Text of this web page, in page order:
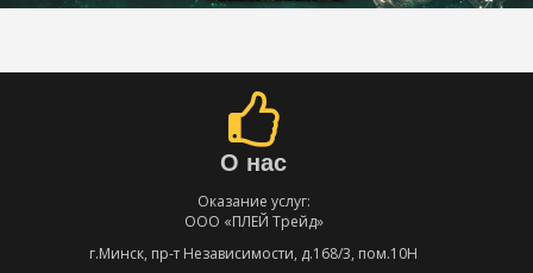
О нас
Оказание услуг:
ООО «ПЛЕЙ Трейд»
г.Минск, пр-т Независимости, д.168/3, пом.10Н